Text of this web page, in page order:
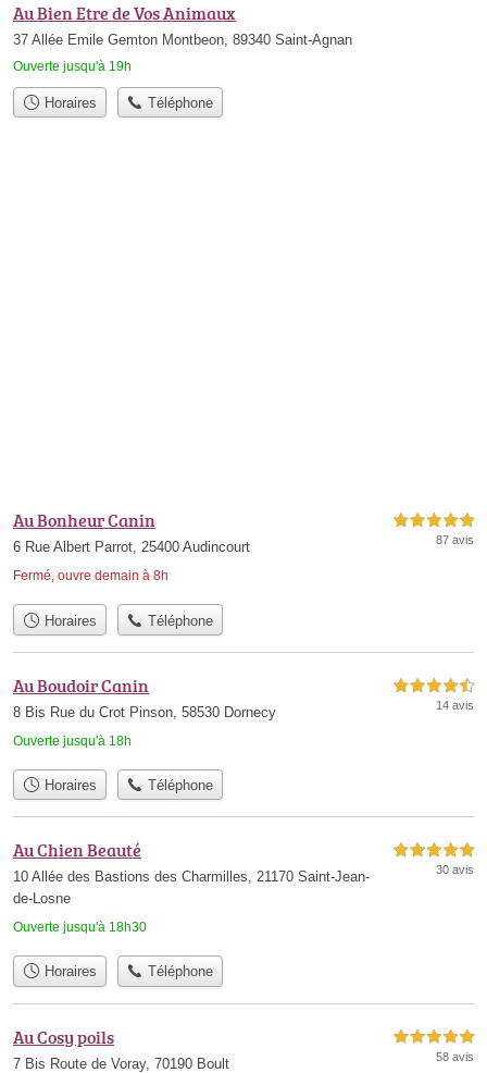
Au Bien Etre de Vos Animaux
37 Allée Emile Gemton Montbeon, 89340 Saint-Agnan
Ouverte jusqu'à 19h
Horaires Téléphone
Au Bonheur Canin
6 Rue Albert Parrot, 25400 Audincourt
Fermé, ouvre demain à 8h
5,0 étoiles sur 5
87 avis
Horaires Téléphone
Au Boudoir Canin
8 Bis Rue du Crot Pinson, 58530 Dornecy
Ouverte jusqu'à 18h
4,5 étoiles sur 5
14 avis
Horaires Téléphone
Au Chien Beauté
10 Allée des Bastions des Charmilles, 21170 Saint-Jean-
de-Losne
Ouverte jusqu'à 18h30
5,0 étoiles sur 5
30 avis
Horaires Téléphone
Au Cosy poils
7 Bis Route de Voray, 70190 Boult
5,0 étoiles sur 5
58 avis